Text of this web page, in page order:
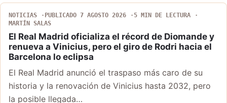
NOTICIAS PUBLICADO 7 AGOSTO 2026
5 MIN DE LECTURA
MARTÍN SALAS
El Real Madrid oficializa el récord de Diomande y
renueva a Vinicius, pero el giro de Rodri hacia el
Barcelona lo eclipsa
El Real Madrid anunció el traspaso más caro de su
historia y la renovación de Vinicius hasta 2032, pero
la posible llegada…